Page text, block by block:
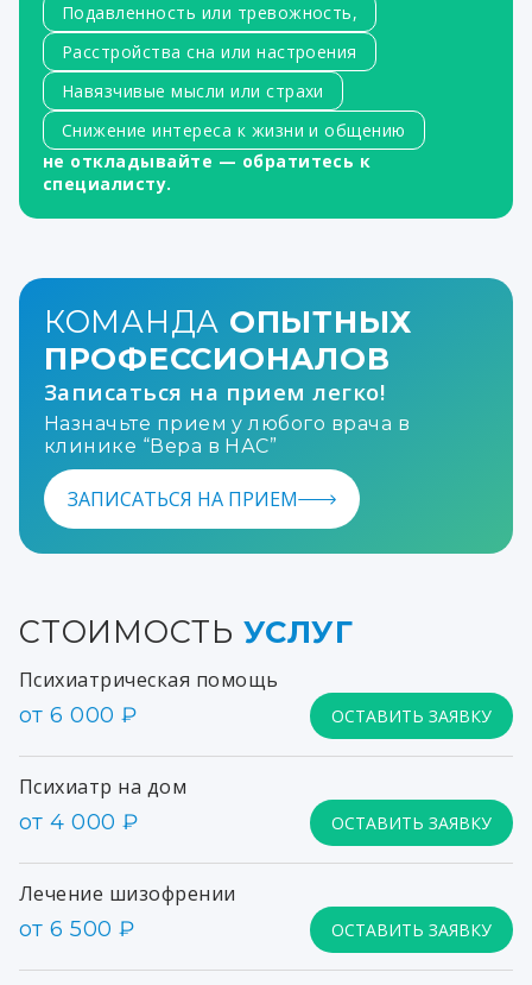
Подавленность или тревожность,
Расстройства сна или настроения
Навязчивые мысли или страхи
Снижение интереса к жизни и общению
не откладывайте — обратитесь к
специалисту.
КОМАНДА ОПЫТНЫХ
ПРОФЕССИОНАЛОВ
Записаться на прием легко!
Назначьте прием у любого врача в
клинике “Вера в НАС”
ЗАПИСАТЬСЯ НА ПРИЕМ
СТОИМОСТЬ УСЛУГ
Психиатрическая помощь
от 6 000 ₽
ОСТАВИТЬ ЗАЯВКУ
Психиатр на дом
от 4 000 ₽
ОСТАВИТЬ ЗАЯВКУ
Лечение шизофрении
от 6 500 ₽
ОСТАВИТЬ ЗАЯВКУ